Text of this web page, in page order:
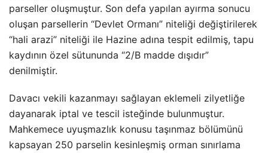
parseller oluşmuştur. Son defa yapılan ayırma sonucu
oluşan parsellerin “Devlet Ormanı” niteliği değiştirilerek
“hali arazi” niteliği ile Hazine adına tespit edilmiş, tapu
kaydının özel sütununda “2/B madde dışıdır”
denilmiştir.
Davacı vekili kazanmayı sağlayan eklemeli zilyetliğe
dayanarak iptal ve tescil isteğinde bulunmuştur.
Mahkemece uyuşmazlık konusu taşınmaz bölümünü
kapsayan 250 parselin kesinleşmiş orman sınırlama